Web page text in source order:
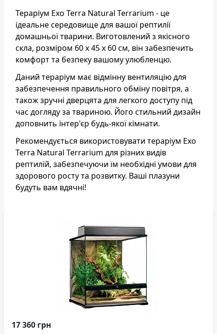
Тераріум Exo Terra Natural Terrarium - це
ідеальне середовище для вашої рептилії
домашньої тварини. Виготовлений з якісного
скла, розміром 60 х 45 х 60 см, він забезпечить
комфорт та безпеку вашому улюбленцю.
Даний тераріум має відмінну вентиляцію для
забезпечення правильного обміну повітря, а
також зручні дверцята для легкого доступу під
час догляду за твариною. Його стильний дизайн
доповнить інтер'єр будь-якої кімнати.
Рекомендується використовувати тераріум Exo
Terra Natural Terrarium для різних видів
рептилій, забезпечуючи їм необхідні умови для
здорового росту та розвитку. Ваші плазуни
будуть вам вдячні!
17 360 грн